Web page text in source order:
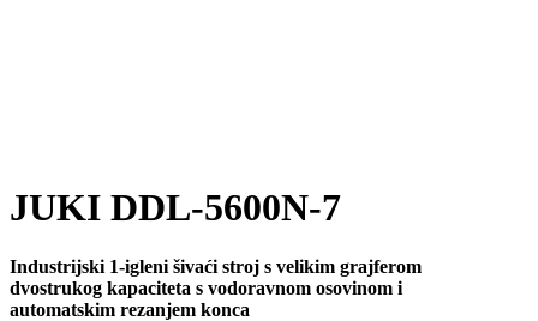
JUKI DDL-5600N-7
Industrijski 1-igleni šivaći stroj s velikim grajferom
dvostrukog kapaciteta s vodoravnom osovinom i
automatskim rezanjem konca